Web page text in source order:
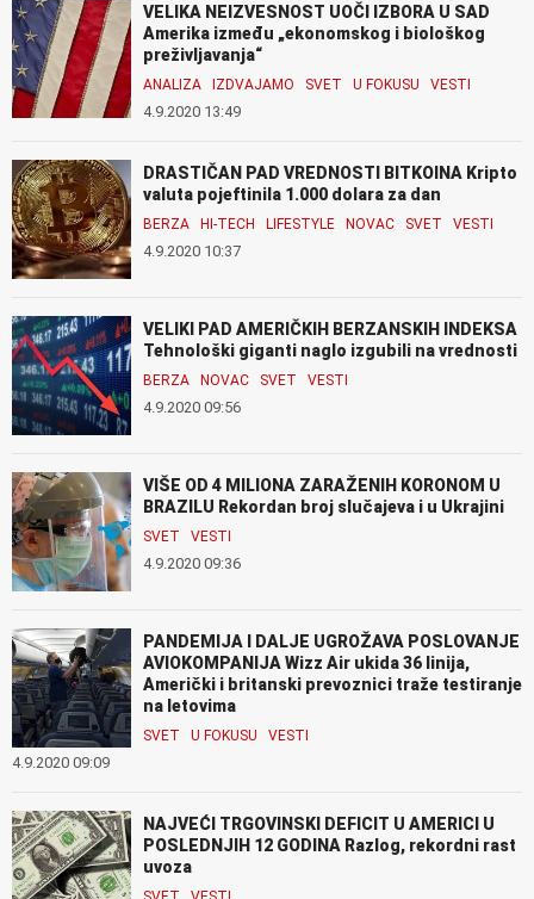
VELIKA NEIZVESNOST UOČI IZBORA U SAD
Amerika između „ekonomskog i biološkog
preživljavanja“
ANALIZA IZDVAJAMO SVET U FOKUSU VESTI
4.9.2020 13:49
DRASTIČAN PAD VREDNOSTI BITKOINA Kripto
valuta pojeftinila 1.000 dolara za dan
BERZA HI-TECH LIFESTYLE NOVAC SVET VESTI
4.9.2020 10:37
VELIKI PAD AMERIČKIH BERZANSKIH INDEKSA
Tehnološki giganti naglo izgubili na vrednosti
BERZA NOVAC SVET VESTI
4.9.2020 09:56
VIŠE OD 4 MILIONA ZARAŽENIH KORONOM U
BRAZILU Rekordan broj slučajeva i u Ukrajini
SVET VESTI
4.9.2020 09:36
PANDEMIJA I DALJE UGROŽAVA POSLOVANJE
AVIOKOMPANIJA Wizz Air ukida 36 linija,
Američki i britanski prevoznici traže testiranje
na letovima
SVET U FOKUSU VESTI
4.9.2020 09:09
NAJVEĆI TRGOVINSKI DEFICIT U AMERICI U
POSLEDNJIH 12 GODINA Razlog, rekordni rast
uvoza